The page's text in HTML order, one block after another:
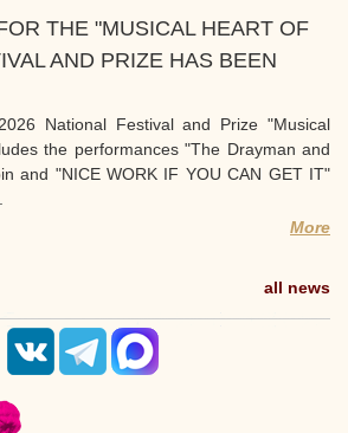
THE "MUSICAL HEART OF
AND PRIZE HAS BEEN
National Festival and Prize "Musical
the performances "The Drayman and
and "NICE WORK IF YOU CAN GET IT"
More
all news